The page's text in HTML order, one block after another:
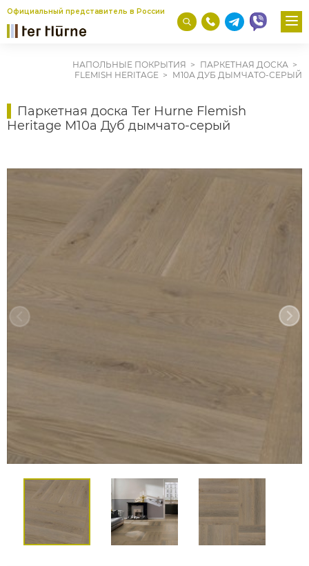
Официальный представитель в России
НАПОЛЬНЫЕ ПОКРЫТИЯ
ПАРКЕТНАЯ ДОСКА
FLEMISH HERITAGE
М10А ДУБ ДЫМЧАТО-СЕРЫЙ
Паркетная доска Ter Hurne Flemish
Heritage М10а Дуб дымчато-серый